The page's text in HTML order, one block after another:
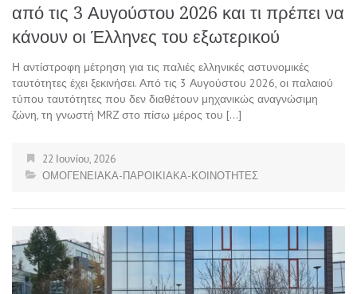
από τις 3 Αυγούστου 2026 και τι πρέπει να
κάνουν οι Έλληνες του εξωτερικού
Η αντίστροφη μέτρηση για τις παλιές ελληνικές αστυνομικές
ταυτότητες έχει ξεκινήσει. Από τις 3 Αυγούστου 2026, οι παλαιού
τύπου ταυτότητες που δεν διαθέτουν μηχανικώς αναγνώσιμη
ζώνη, τη γνωστή MRZ στο πίσω μέρος του […]
22 Ιουνίου, 2026
ΟΜΟΓΕΝΕΙΑΚΑ-ΠΑΡΟΙΚΙΑΚΑ-ΚΟΙΝΟΤΗΤΕΣ